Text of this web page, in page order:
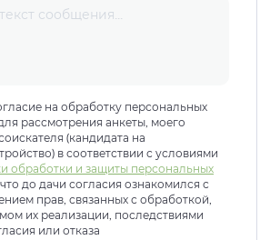
на обработку персональных
рассмотрения анкеты, моего
(кандидата на
в соответствии с условиями
обработки и защиты персональных
до дачи согласия ознакомился с
прав, связанных с обработкой,
их реализации, последствиями
или отказа